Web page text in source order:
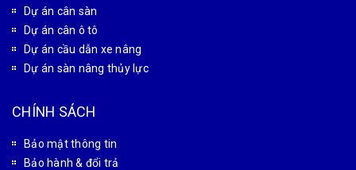
Dự án cân sàn
Dự án cân ô tô
Dự án cầu dẫn xe nâng
Dự án sàn nâng thủy lực
CHÍNH SÁCH
Bảo mật thông tin
Bảo hành & đổi trả